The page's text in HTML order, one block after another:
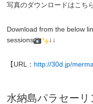
写真のダウンロードはこち
Download from the below
sessions
↓↓
【URL： http://30d.jp/
水納島パラセー